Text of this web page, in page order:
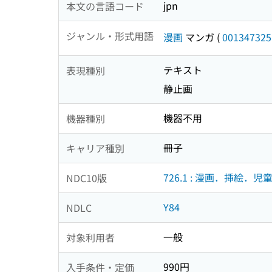
本文の言語コード jpn
ジャンル・形式用語 漫画 マンガ (001347325
表現種別
テキスト
静止画
機器種別 機器不用
キャリア種別 冊子
NDC10版 726.1 : 漫画．挿絵．児
NDLC Y84
対象利用者 一般
入手条件・定価 990円